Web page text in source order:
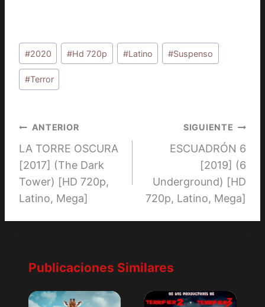
Etiquetas
de
la
#2020 #Hd 720p #Latino #Suspenso
#Terror
Navegación
de
entradas
ANTERIOR
LA TORRE OSCURA
[2017] (The Dark
Tower) [HD 720p,
Latino, Mega]
SIGUIENTE
ESCUADRÓN 6
[2019] (6
Underground) [HD
720p, Latino, Mega]
Publicaciones Similares